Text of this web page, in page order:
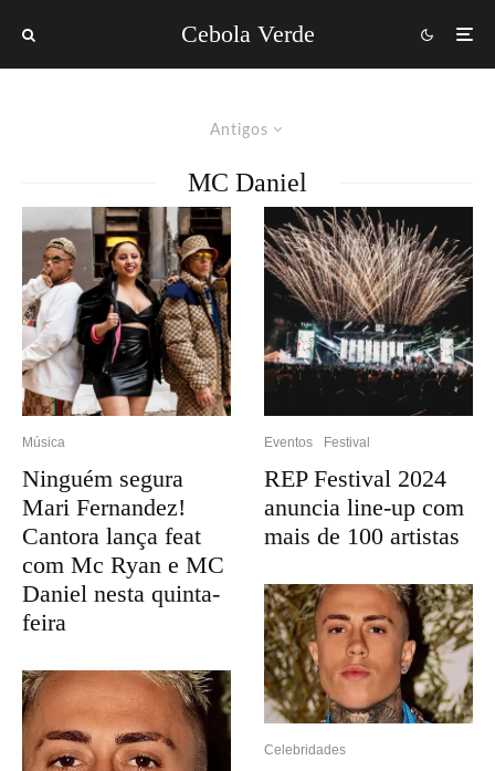
Cebola Verde
Antigos
MC Daniel
Música
Ninguém segura
Mari Fernandez!
Cantora lança feat
com Mc Ryan e MC
Daniel nesta quinta-
feira
Eventos Festival
REP Festival 2024
anuncia line-up com
mais de 100 artistas
Celebridades